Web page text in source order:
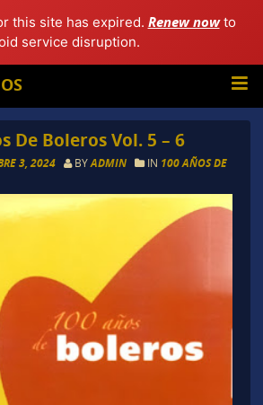
this site has expired. Renew nowto
service disruption.
De Boleros Vol. 5 – 6
3, 2024 BYADMIN IN 100 AÑOS DE